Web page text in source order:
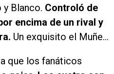
Blanco. Controló de
encima de un rival y
Un exquisito el Muñe…
que los fanáticos